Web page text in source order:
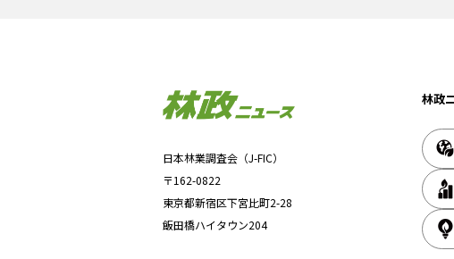
日本林業調査会（J-FIC）
〒162-0822
東京都新宿区下宮比町2-28
飯田橋ハイタウン204
林政